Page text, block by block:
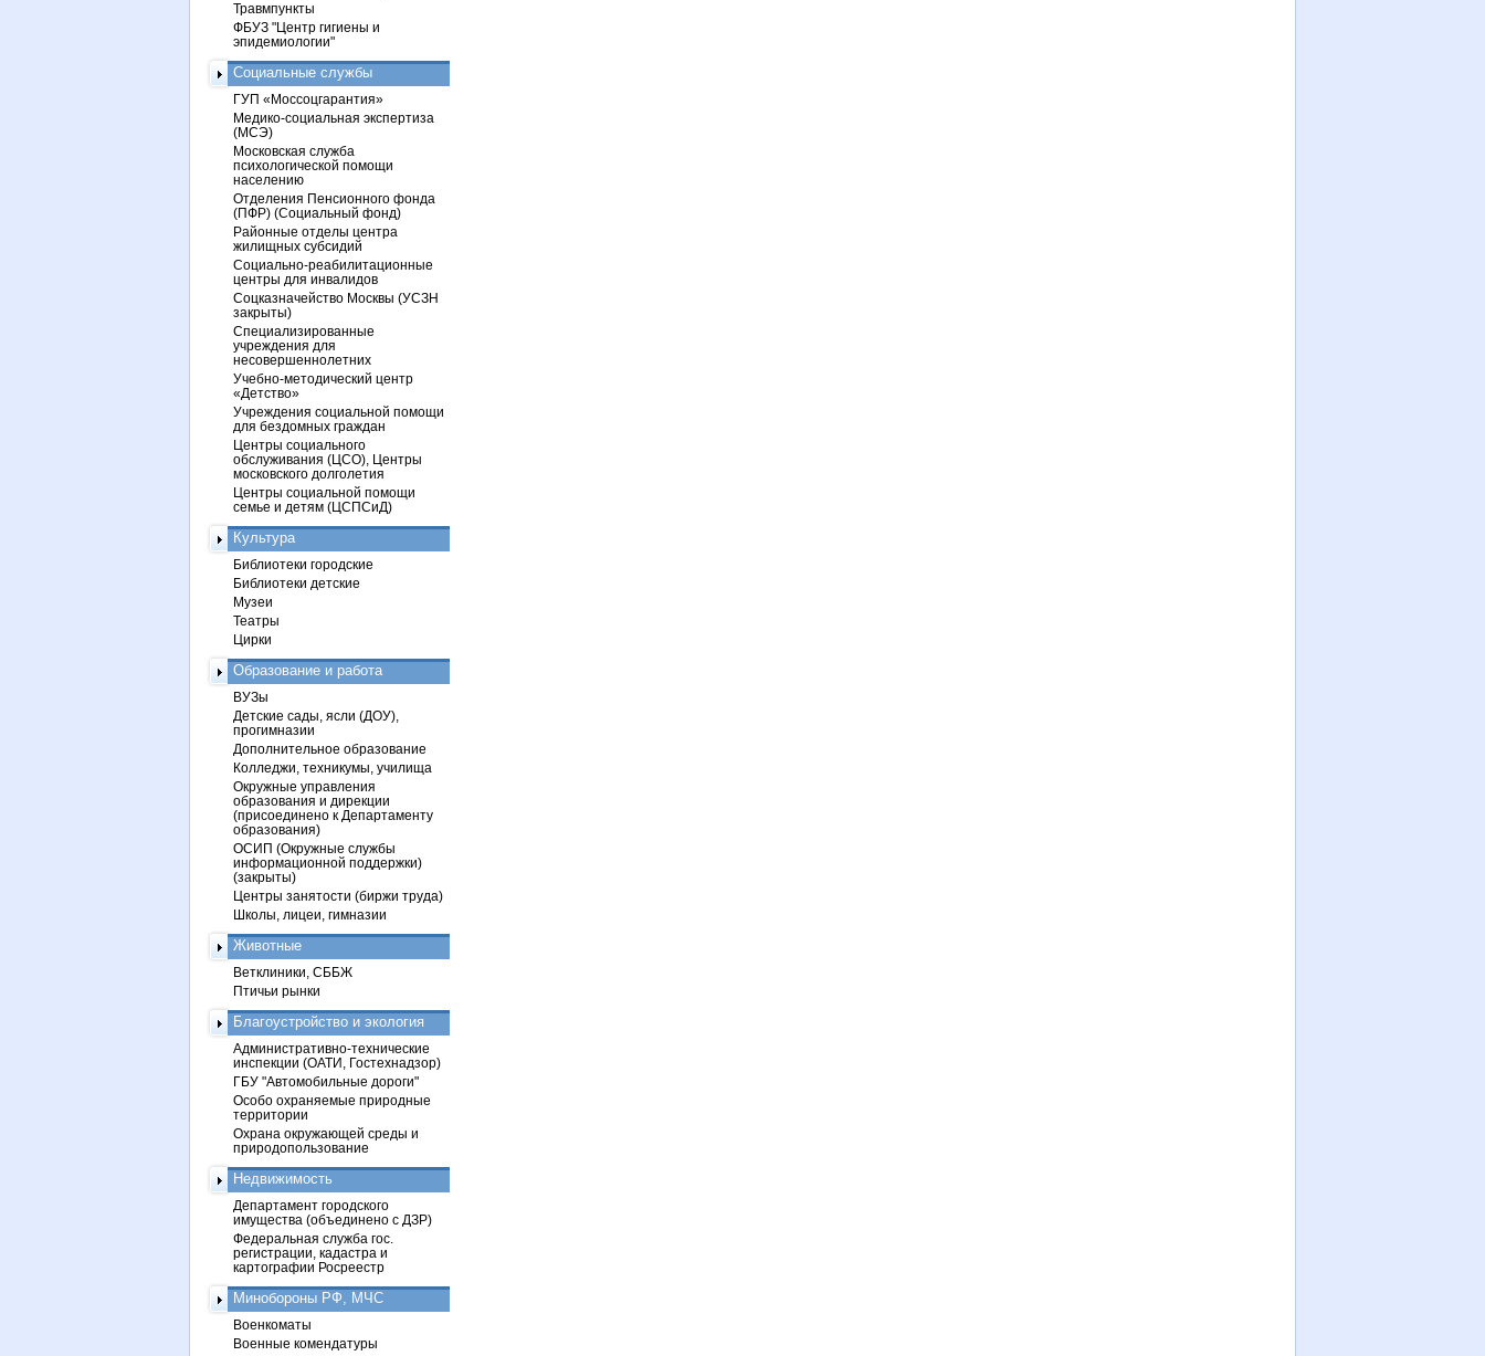
Травмпункты
ФБУЗ "Центр гигиены и
эпидемиологии"
Социальные службы
ГУП «Моссоцгарантия»
Медико-социальная экспертиза
(МСЭ)
Московская служба
психологической помощи
населению
Отделения Пенсионного фонда
(ПФР) (Социальный фонд)
Районные отделы центра
жилищных субсидий
Социально-реабилитационные
центры для инвалидов
Соцказначейство Москвы (УСЗН
закрыты)
Специализированные
учреждения для
несовершеннолетних
Учебно-методический центр
«Детство»
Учреждения социальной помощи
для бездомных граждан
Центры социального
обслуживания (ЦСО), Центры
московского долголетия
Центры социальной помощи
семье и детям (ЦСПСиД)
Культура
Библиотеки городские
Библиотеки детские
Музеи
Театры
Цирки
Образование и работа
ВУЗы
Детские сады, ясли (ДОУ),
прогимназии
Дополнительное образование
Колледжи, техникумы, училища
Окружные управления
образования и дирекции
(присоединено к Департаменту
образования)
ОСИП (Окружные службы
информационной поддержки)
(закрыты)
Центры занятости (биржи труда)
Школы, лицеи, гимназии
Животные
Ветклиники, СББЖ
Птичьи рынки
Благоустройство и экология
Административно-технические
инспекции (ОАТИ, Гостехнадзор)
ГБУ "Автомобильные дороги"
Особо охраняемые природные
территории
Охрана окружающей среды и
природопользование
Недвижимость
Департамент городского
имущества (объединено с ДЗР)
Федеральная служба гос.
регистрации, кадастра и
картографии Росреестр
Минобороны РФ, МЧС
Военкоматы
Военные комендатуры